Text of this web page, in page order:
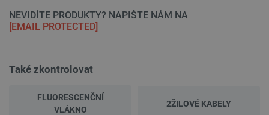
klasické (stříbrné) a barevné variantě.
NEVIDÍTE PRODUKTY? NAPIŠTE NÁM NA
[EMAIL PROTECTED]
Také zkontrolovat
FLUORESCENČNÍ
VLÁKNO
2ŽILOVÉ KABELY